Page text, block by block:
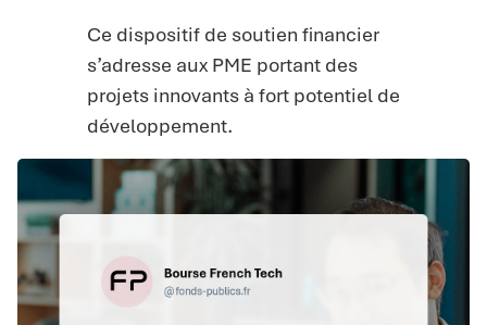
Ce dispositif de soutien financier
s’adresse aux PME portant des
projets innovants à fort potentiel de
développement.